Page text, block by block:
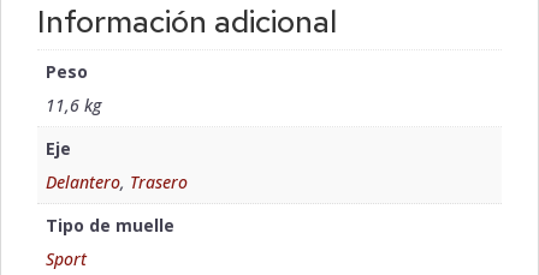
Información adicional
Peso
11,6 kg
Eje
Delantero, Trasero
Tipo de muelle
Sport